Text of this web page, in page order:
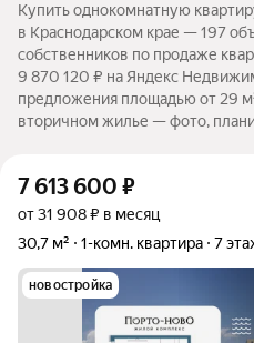
Купить однокомнатную
в Краснодарском крае — 197
собственников по продаже
9 870 120 ₽ на Яндекс
предложения площадью от 29
вторичном жилье — фото,
7 613 600 ₽
от 31 908 ₽ в месяц
30,7 м²
1-комн. квартира 7
новостройка